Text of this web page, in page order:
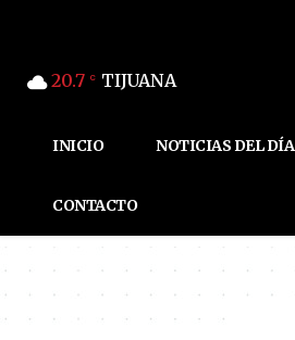
20.7 C TIJUANA
INICIO NOTICIAS DEL DÍA
CONTACTO